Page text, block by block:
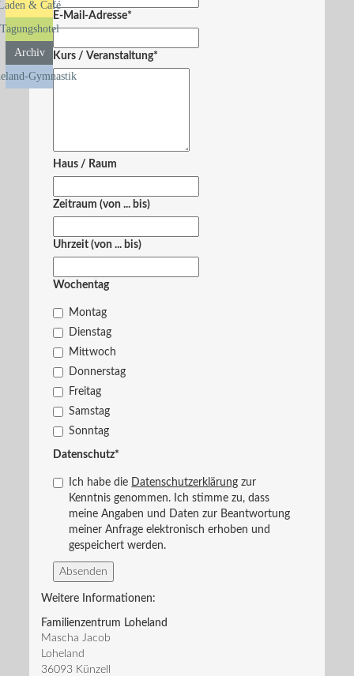
& Café
Tagungshotel
Archiv
Gymnastik
E-Mail-Adresse*
Kurs / Veranstaltung*
Haus / Raum
Zeitraum (von ... bis)
Uhrzeit (von ... bis)
Wochentag
Montag
Dienstag
Mittwoch
Donnerstag
Freitag
Samstag
Sonntag
Datenschutz*
Ich habe die Datenschutzerklärung zur
Kenntnis genommen. Ich stimme zu, dass
meine Angaben und Daten zur Beantwortung
meiner Anfrage elektronisch erhoben und
gespeichert werden.
Weitere Informationen:
Familienzentrum Loheland
Mascha Jacob
Loheland
36093 Künzell